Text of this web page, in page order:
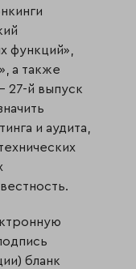
функций»,
а также
27-й выпуск
и аудита,
бланк